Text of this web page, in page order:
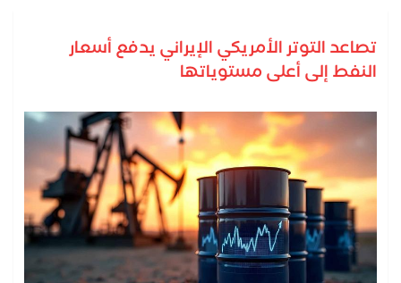
تصاعد التوتر الأمريكي الإيراني يدفع أسعار
النفط إلى أعلى مستوياتها